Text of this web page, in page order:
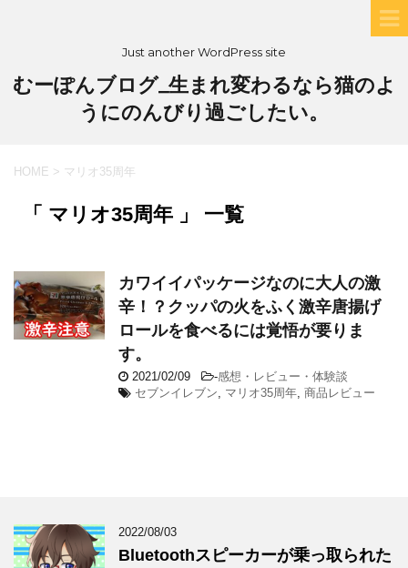
Just another WordPress site
むーぽんブログ_生まれ変わるなら猫のよ
うにのんびり過ごしたい。
HOME > マリオ35周年
「 マリオ35周年 」 一覧
カワイイパッケージなのに大人の激
辛！？クッパの火をふく激辛唐揚げ
ロールを食べるには覚悟が要りま
す。
2021/02/09 -感想・レビュー・体験談
セブンイレブン
マリオ35周年 商品レビュー
2022/08/03
Bluetoothスピーカーが乗っ取られた